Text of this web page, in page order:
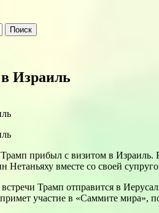
Израиль
прибыл с визитом в Израиль.
Нетаньяху вместе со своей
Трамп отправится в
участие в «Саммите мира»,